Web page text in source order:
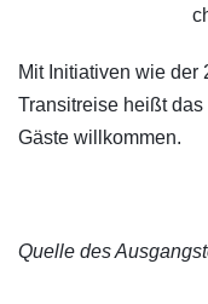
Mit Initiativen wie der
Transitreise heißt
Gäste willkommen.
Quelle des